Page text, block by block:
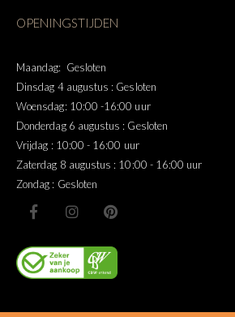
OPENINGSTIJDEN
Maandag: Gesloten
Dinsdag 4 augustus : Gesloten
Woensdag: 10:00 -16:00 uur
Donderdag 6 augustus : Gesloten
Vrijdag : 10:00 - 16:00 uur
Zaterdag 8 augustus : 10:00 - 16:00 uur
Zondag : Gesloten